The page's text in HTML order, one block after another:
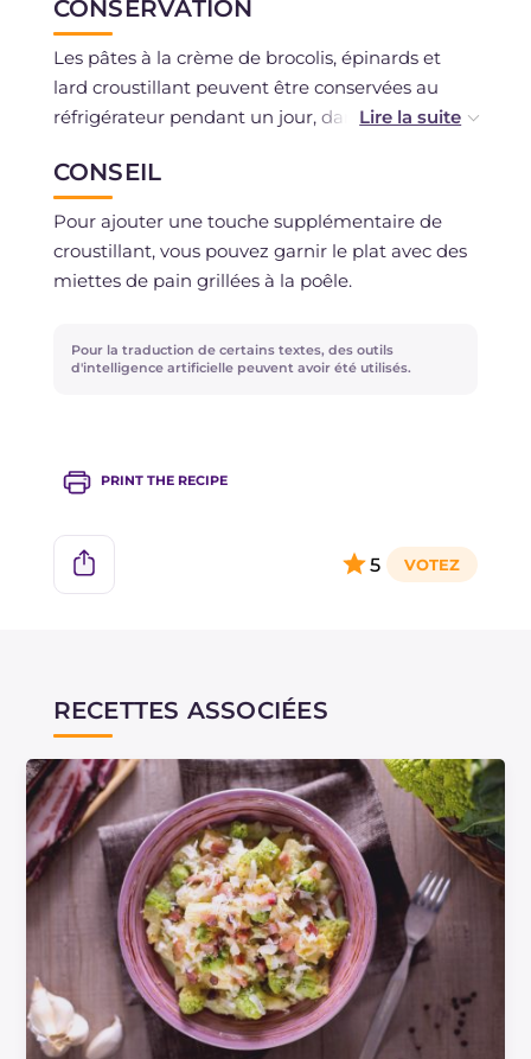
CONSERVATION
Les pâtes à la crème de brocolis, épinards et
lard croustillant peuvent être conservées au
réfrigérateur pendant un jour, dans un
CONSEIL
Pour ajouter une touche supplémentaire de
croustillant, vous pouvez garnir le plat avec des
miettes de pain grillées à la poêle.
Pour la traduction de certains textes, des outils
d'intelligence artificielle peuvent avoir été utilisés.
PRINT THE RECIPE
5
RECETTES ASSOCIÉES